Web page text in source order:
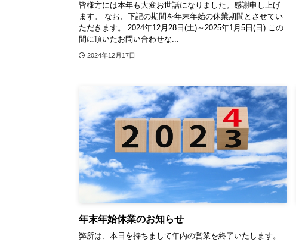
皆様方には本年も大変お世話になりました。感謝申し上げ
ます。 なお、下記の期間を年末年始の休業期間とさせてい
ただきます。 2024年12月28日(土)～2025年1月5日(日) この
間に頂いたお問い合わせな...
2024年12月17日
年末年始休業のお知らせ
弊所は、本日を持ちまして年内の営業を終了いたします。